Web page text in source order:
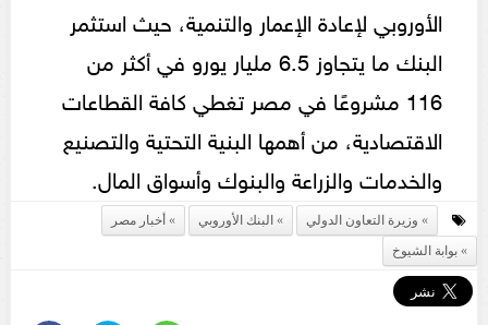
الأوروبي لإعادة الإعمار والتنمية، حيث استثمر
البنك ما يتجاوز 6.5 مليار يورو في أكثر من
116 مشروعًا في مصر تغطي كافة القطاعات
الاقتصادية، من أهمها البنية التحتية والتصنيع
والخدمات والزراعة والبنوك وأسواق المال.
وزيرة التعاون الدولي البنك الأوروبي
أخبار مصر
بوابة الشيوخ